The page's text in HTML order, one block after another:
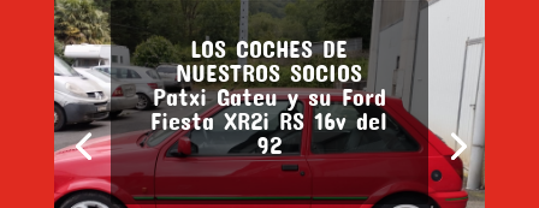
LOS COCHES DE
NUESTROS SOCIOS
Patxi Gateu y su Ford
Fiesta XR2i RS 16v del
92
LOS COCHES DE
NUESTROS SOCIOS
Alberto Posada
Porsche 944 S2 año